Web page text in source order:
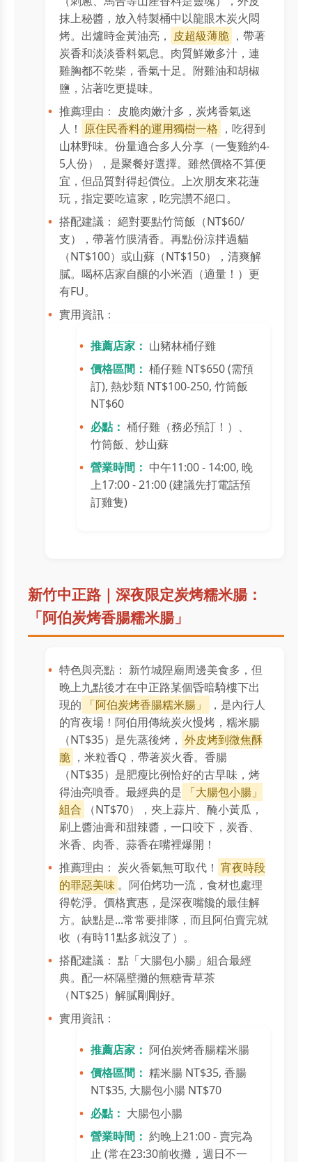
抹上秘醬，放入特製桶中以龍眼木炭火悶
烤。出爐時金黃油亮， 皮超級薄脆 ，帶著
炭香和淡淡香料氣息。肉質鮮嫩多汁，連
雞胸都不乾柴，香氣十足。附雞油和胡椒
鹽，沾著吃更提味。
推薦理由： 皮脆肉嫩汁多，炭烤香氣迷
人！ 原住民香料的運用獨樹一格 ，吃得到
山林野味。份量適合多人分享（一隻雞約4-
5人份），是聚餐好選擇。雖然價格不算便
宜，但品質對得起價位。上次朋友來花蓮
玩，指定要吃這家，吃完讚不絕口。
搭配建議： 絕對要點竹筒飯（NT$60/
支），帶著竹膜清香。再點份涼拌過貓
（NT$100）或山蘇（NT$150），清爽解
膩。喝杯店家自釀的小米酒（適量！）更
有FU。
實用資訊：
推薦店家： 山豬林桶仔雞
價格區間： 桶仔雞 NT$650 (需預
訂), 熱炒類 NT$100-250, 竹筒飯
NT$60
必點： 桶仔雞（務必預訂！）、
竹筒飯、炒山蘇
營業時間： 中午11:00 - 14:00, 晚
上17:00 - 21:00 (建議先打電話預
訂雞隻)
新竹中正路｜深夜限定炭烤糯米腸：
「阿伯炭烤香腸糯米腸」
特色與亮點： 新竹城隍廟周邊美食多，但
晚上九點後才在中正路某個昏暗騎樓下出
現的
「阿伯炭烤香腸糯米腸」
，是內行人
的宵夜場！阿伯用傳統炭火慢烤，糯米腸
（NT$35）是先蒸後烤， 外皮烤到微焦酥
脆 ，米粒香Q，帶著炭火香。香腸
（NT$35）是肥瘦比例恰好的古早味，烤
得油亮噴香。最經典的是
「大腸包小腸」
組合
（NT$70），夾上蒜片、醃小黃瓜，
刷上醬油膏和甜辣醬，一口咬下，炭香、
米香、肉香、蒜香在嘴裡爆開！
推薦理由： 炭火香氣無可取代！ 宵夜時段
的罪惡美味 。阿伯烤功一流，食材也處理
得乾淨。價格實惠，是深夜嘴饞的最佳解
方。缺點是...常常要排隊，而且阿伯賣完就
收（有時11點多就沒了）。
搭配建議： 點「大腸包小腸」組合最經
典。配一杯隔壁攤的無糖青草茶
（NT$25）解膩剛剛好。
實用資訊：
推薦店家： 阿伯炭烤香腸糯米腸
價格區間： 糯米腸 NT$35, 香腸
NT$35, 大腸包小腸 NT$70
必點： 大腸包小腸
營業時間： 約晚上21:00 - 賣完為
止 (常在23:30前收攤，週日不一